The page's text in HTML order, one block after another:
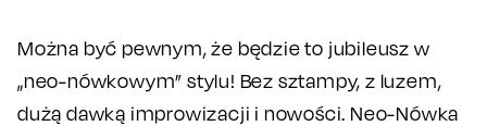
Można być pewnym, że będzie to jubileusz w
„neo-nówkowym” stylu! Bez sztampy, z luzem,
dużą dawką improwizacji i nowości. Neo-Nówka